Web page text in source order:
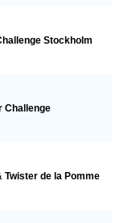
Stockholm
Challenge
Twister de la Pomme